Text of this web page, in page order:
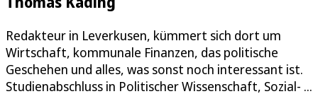
Redakteur in Leverkusen, kümmert sich dort um
Wirtschaft, kommunale Finanzen, das politische
Geschehen und alles, was sonst noch interessant ist.
Studienabschluss in Politischer Wissenschaft, Sozial- ...